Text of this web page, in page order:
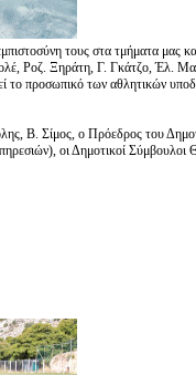
τους στα τμήματα μας
Ξηράτη, Γ. Γκάτζο, Έλ.
το προσωπικό των αθλητικών
Β. Σίμος, ο Πρόεδρος του
οι Δημοτικοί